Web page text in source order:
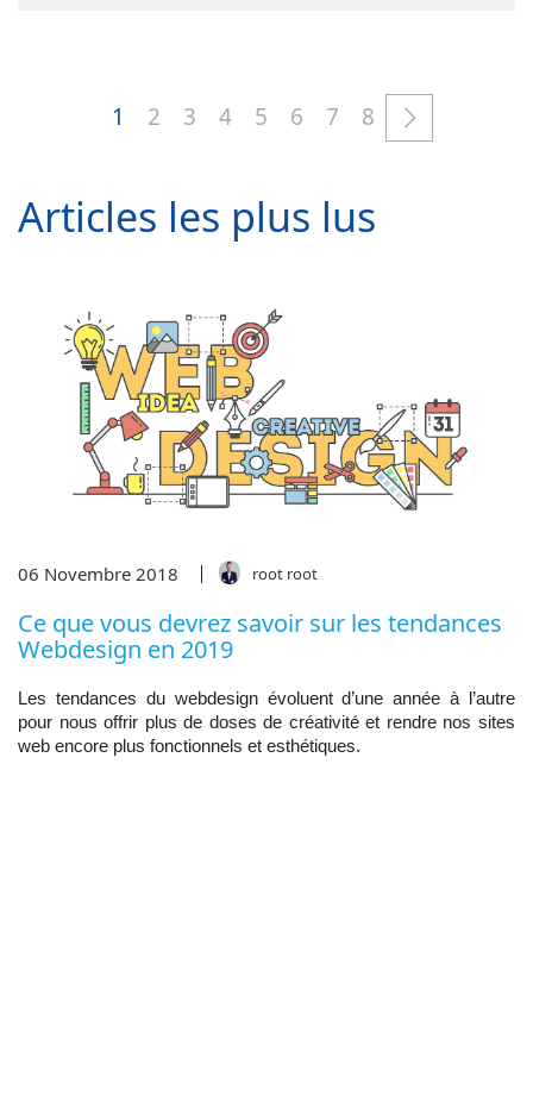
1 2 3 4 5 6 7 8
Articles les plus lus
06 Novembre 2018 root root
Ce que vous devrez savoir sur les tendances
Webdesign en 2019
Les tendances du webdesign évoluent d’une année à l’autre
pour nous offrir plus de doses de créativité et rendre nos sites
web encore plus fonctionnels et esthétiques.